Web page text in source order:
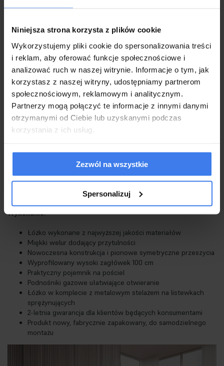
Niniejsza strona korzysta z plików cookie
Wykorzystujemy pliki cookie do spersonalizowania treści
i reklam, aby oferować funkcje społecznościowe i
analizować ruch w naszej witrynie. Informacje o tym, jak
korzystasz z naszej witryny, udostępniamy partnerom
społecznościowym, reklamowym i analitycznym.
Partnerzy mogą połączyć te informacje z innymi danymi
otrzymanymi od Ciebie lub uzyskanymi podczas
korzystania z ich usług.
Zezwól na wszystkie
Spersonalizuj
Wykonanie:
Łóżko wykonane z najwyższej jakości materiałów
Miękki welur dodający przytulności
Nowoczesna konstrukcja i pionowe symetryczne przeszycia
Wyprofilowany wysoki zagłówek 100 cm
Praktyczny pojemnik na pościel
Podnośniki gazowe ułatwiające otwieranie
Łóżko w komplecie z metalowym stelażem na listewkach
sprężynujących
2-letnia gwarancja dla klientów będących konsumentami
Produkt nowy, fabrycznie zapakowany, do samodzielnego
montażu